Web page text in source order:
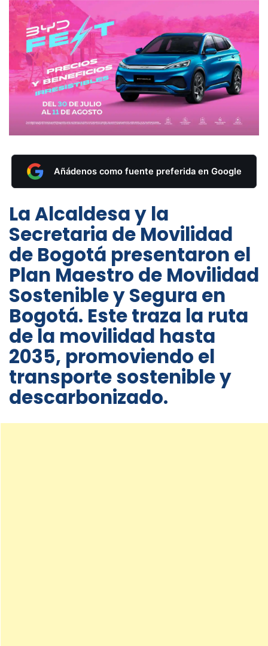
Añádenos como fuente preferida en Google
La Alcaldesa y la
Secretaria de Movilidad
de Bogotá presentaron el
Plan Maestro de Movilidad
Sostenible y Segura en
Bogotá. Este traza la ruta
de la movilidad hasta
2035, promoviendo el
transporte sostenible y
descarbonizado.